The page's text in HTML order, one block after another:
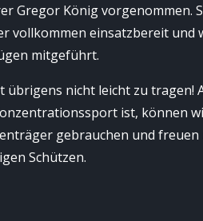
Gregor König vorgenommen.
vollkommen einsatzbereit und
mitgeführt.
übrigens nicht leicht zu tragen!
ist, können
gebrauchen und freuen
Schützen.